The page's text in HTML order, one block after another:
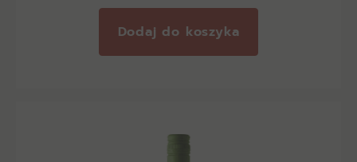
Dodaj do koszyka